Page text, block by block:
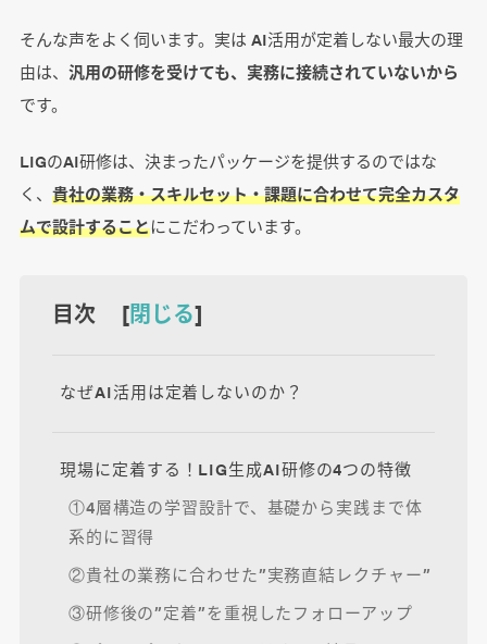
そんな声をよく伺います。実は AI活用が定着しない最大の理
由は、 汎用の研修を受けても、実務に接続されていないから
です。
LIGのAI研修は、決まったパッケージを提供するのではな
く、 貴社の業務・スキルセット・課題に合わせて完全カスタ
ムで設計することにこだわっています。
目次 [閉じる]
なぜAI活用は定着しないのか？
現場に定着する！LIG生成AI研修の4つの特徴
①4層構造の学習設計で、基礎から実践まで体
系的に習得
②貴社の業務に合わせた”実務直結レクチャー”
③研修後の”定着”を重視したフォローアップ